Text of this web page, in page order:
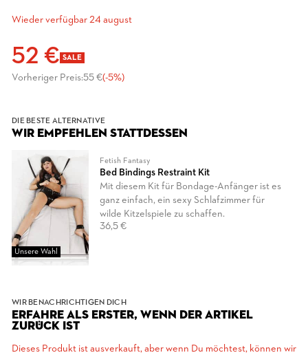
Wieder verfügbar 24 august
52 € SALE
Vorheriger Preis:55 €(-5%)
DIE BESTE ALTERNATIVE
WIR EMPFEHLEN STATTDESSEN
Unsere Wahl
Fetish Fantasy
Bed Bindings Restraint Kit
Mit diesem Kit für Bondage-Anfänger ist es
ganz einfach, ein sexy Schlafzimmer für
wilde Kitzelspiele zu schaffen.
36,5 €
WIR BENACHRICHTIGEN DICH
ERFAHRE ALS ERSTER, WENN DER ARTIKEL
ZURÜCK IST
Dieses Produkt ist ausverkauft, aber wenn Du möchtest, können wir